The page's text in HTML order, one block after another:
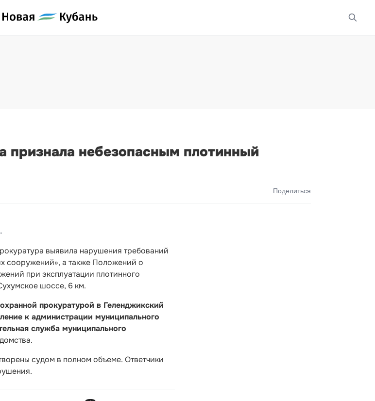
признала небезопасным плотинный
Поделиться
выявила нарушения требований
сооружений», а также Положений о
при эксплуатации плотинного
шоссе, 6 км.
прокуратурой в Геленджикский
к администрации муниципального
служба муниципального
судом в полном объеме. Ответчики